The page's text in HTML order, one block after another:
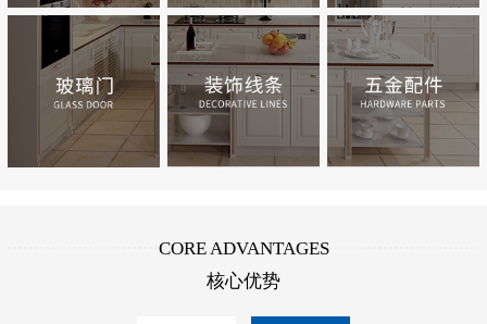
CORE ADVANTAGES
核心优势